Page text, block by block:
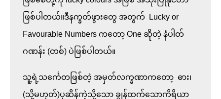
ဖြစ်ပါတယ်။ဒီနက္ခတ်ဖွားတွေ အတွက်  Lucky or
Favourable Numbers ကတော့ One ဆိုတဲ့ နံပါတ်
ဂဏန်း (တစ်) ပဲဖြစ်ပါတယ်။
သူ့ရဲ့သင်္ကေတဖြစ်တဲ့ အမှတ်လက္ခဏာကတော့  ဓား၊
(သို့မဟုတ်)ပုဆိန်ကဲ့သို့သော ချွန်ထက်သောကိရိယာ